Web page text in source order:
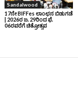
Sandalwood
17ನೇ BIFFes ಲಾಂಛನ ಬಿಡುಗಡೆ
| 2026ರ ಜ. 29ರಿಂದ ಫೆ.
06ರವರೆಗೆ ಚಿತ್ರೋತ್ಸವ